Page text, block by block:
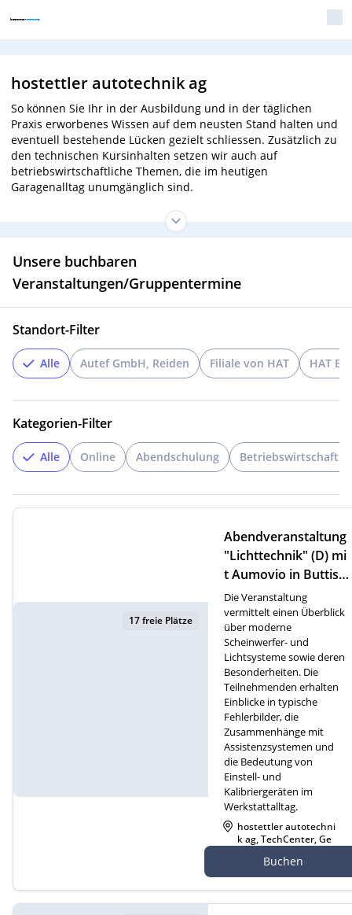
hostettler autotechnik ag
So können Sie Ihr in der Ausbildung und in der täglichen
Praxis erworbenes Wissen auf dem neusten Stand halten und
eventuell bestehende Lücken gezielt schliessen. Zusätzlich zu
den technischen Kursinhalten setzen wir auch auf
betriebswirtschaftliche Themen, die im heutigen
Garagenalltag unumgänglich sind.
Unsere buchbaren
Veranstaltungen/Gruppentermine
Standort-Filter
Alle Autef GmbH, Reiden Filiale von HAT HAT
Kategorien-Filter
Alle Online Abendschulung
17 freie Plätze
Abendveranstaltung
"Lichttechnik" (D) mi
t Aumovio in Buttish
olz
Die Veranstaltung
vermittelt einen Überblick
über moderne
Scheinwerfer- und
Lichtsysteme sowie deren
Besonderheiten. Die
Teilnehmenden erhalten
Einblicke in typische
Fehlerbilder, die
Zusammenhänge mit
Assistenzsystemen und
die Bedeutung von
Einstell- und
Kalibriergeräten im
Werkstattalltag.
hostettler autotechni
k ag, TechCenter, Ge
uttisholzBuchen